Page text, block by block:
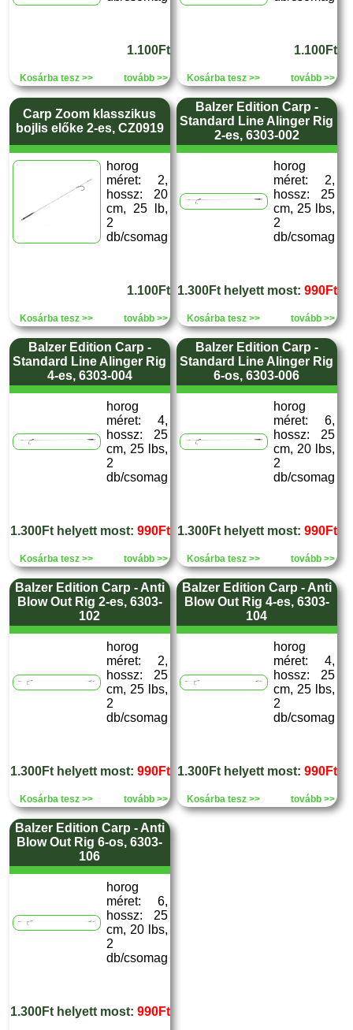
1.100Ft
Kosárba tesz >> tovább >>
1.100Ft
Kosárba tesz >> tovább >>
Carp Zoom klasszikus
bojlis előke 2-es, CZ0919
horog
méret: 2,
hossz: 20
cm, 25 lb,
2
db/csomag
1.100Ft
Kosárba tesz >> tovább >>
Balzer Edition Carp -
Standard Line Alinger Rig
2-es, 6303-002
horog
méret: 2,
hossz: 25
cm, 25 lbs,
2
db/csomag
1.300Ft helyett most: 990Ft
Kosárba tesz >> tovább >>
Balzer Edition Carp -
Standard Line Alinger Rig
4-es, 6303-004
horog
méret: 4,
hossz: 25
cm, 25 lbs,
2
db/csomag
1.300Ft helyett most: 990Ft
Kosárba tesz >> tovább >>
Balzer Edition Carp -
Standard Line Alinger Rig
6-os, 6303-006
horog
méret: 6,
hossz: 25
cm, 20 lbs,
2
db/csomag
1.300Ft helyett most: 990Ft
Kosárba tesz >> tovább >>
Balzer Edition Carp - Anti
Blow Out Rig 2-es, 6303-
102
horog
méret: 2,
hossz: 25
cm, 25 lbs,
2
db/csomag
1.300Ft helyett most: 990Ft
Kosárba tesz >> tovább >>
Balzer Edition Carp - Anti
Blow Out Rig 4-es, 6303-
104
horog
méret: 4,
hossz: 25
cm, 25 lbs,
2
db/csomag
1.300Ft helyett most: 990Ft
Kosárba tesz >> tovább >>
Balzer Edition Carp - Anti
Blow Out Rig 6-os, 6303-
106
horog
méret: 6,
hossz: 25
cm, 20 lbs,
2
db/csomag
1.300Ft helyett most: 990Ft